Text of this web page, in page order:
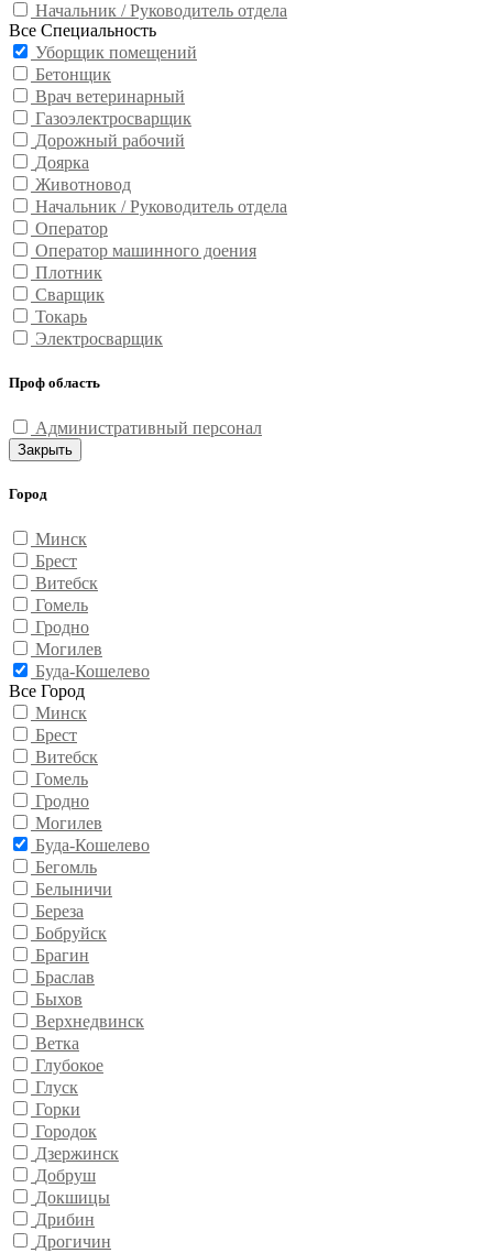
Начальник / Руководитель отдела
Все Специальность
Уборщик помещений
Бетонщик
Врач ветеринарный
Газоэлектросварщик
Дорожный рабочий
Доярка
Животновод
Начальник / Руководитель отдела
Оператор
Оператор машинного доения
Плотник
Сварщик
Токарь
Электросварщик
Проф область
Административный персонал
Закрыть
Город
Минск
Брест
Витебск
Гомель
Гродно
Могилев
Буда-Кошелево
Все Город
Минск
Брест
Витебск
Гомель
Гродно
Могилев
Буда-Кошелево
Бегомль
Белыничи
Береза
Бобруйск
Брагин
Браслав
Быхов
Верхнедвинск
Ветка
Глубокое
Глуск
Горки
Городок
Дзержинск
Добруш
Докшицы
Дрибин
Дрогичин